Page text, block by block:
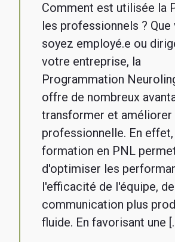
Comment est utilisée la
les professionnels ? Que
soyez employé.e ou
votre entreprise, la
Programmation
offre de nombreux
transformer et
professionnelle. En
formation en PNL
d'optimiser les
l'efficacité de l'équipe,
communication plus
fluide. En favorisant une